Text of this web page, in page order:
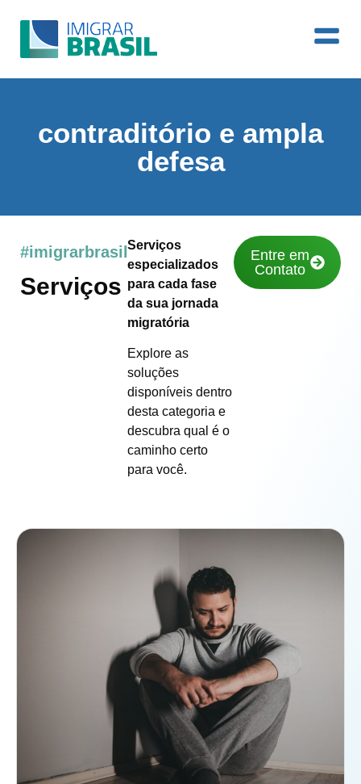
contraditório e ampla
defesa
#imigrarbrasil
Serviços
Serviços
especializados
para cada fase
da sua jornada
migratória
Explore as
soluções
disponíveis dentro
desta categoria e
descubra qual é o
caminho certo
para você.
Entre em
Contato